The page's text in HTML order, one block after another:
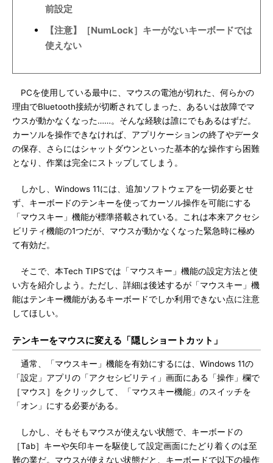
前設定
【注意】［NumLock］キーがないキーボードでは
使えない
PCを使用している最中に、マウスの電池が切れた、何らかの
理由でBluetooth接続が切断されてしまった、あるいは故障でマ
ウスが動かなくなった……。そんな経験は誰にでもあるはずだ。
カーソルを操作できなければ、アプリケーションの終了やデータ
の保存、さらにはシャットダウンといった基本的な操作すら困難
となり、作業は完全にストップしてしまう。
しかし、Windows 11には、追加ソフトウェアを一切必要とせ
ず、キーボードのテンキーを使ってカーソル操作を可能にする
「マウスキー」機能が標準搭載されている。これは本来アクセシ
ビリティ機能の1つだが、マウスが動かなくなった緊急時に極め
て有効だ。
そこで、本Tech TIPSでは「マウスキー」機能の設定方法と使
い方を紹介しよう。ただし、詳細は後述するが「マウスキー」機
能はテンキー機能があるキーボードでしか利用できない点に注意
してほしい。
テンキーをマウスに変える「隠しショートカット」
通常、「マウスキー」機能を有効にするには、Windows 11の
「設定」アプリの「アクセシビリティ」画面にある「操作」欄で
［マウス］をクリックして、「マウスキー機能」のスイッチを
「オン」にする必要がある。
しかし、そもそもマウスが使えない状態で、キーボードの
［Tab］キーや矢印キーを駆使して設定画面にたどり着くのは至
難の業だ。マウスが使えない状態だと、キーボードで以下の操作